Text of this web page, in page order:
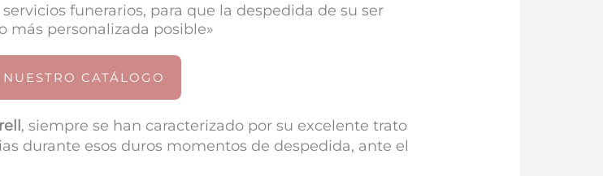
servicios funerarios, para que la despedida de su ser
más personalizada posible»
CATÁLOGO
, siempre se han caracterizado por su excelente trato
durante esos duros momentos de despedida, ante el